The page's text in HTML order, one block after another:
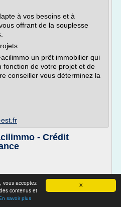
X
vous acceptez
contenus et
savoir plus
à vos besoins et à
offrant de la souplesse
un prêt immobilier qui
fonction de votre projet et de
conseiller vous déterminez la
- Crédit
à vos besoins et à
offrant de la souplesse dans